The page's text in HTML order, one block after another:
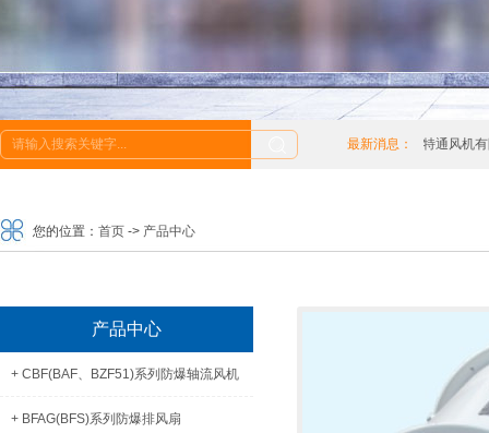
最新消息：
湖南特通风机有限公司网站开通！ 2017-12-10 湖南特通风机有
您的位置： 首页 -> 产品中心
产品中心
+ CBF(BAF、BZF51)系列防爆轴流风机
+ BFAG(BFS)系列防爆排风扇